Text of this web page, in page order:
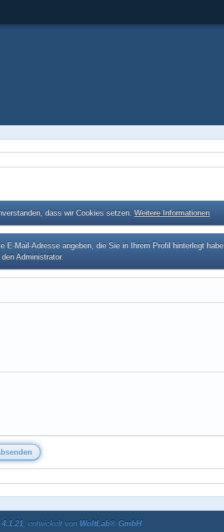
dass wir Cookies setzen. Weitere Informationen
Mail-Adresse angeben, die Sie in Ihrem Profil hinterlegt
Administrator.
, entwickelt von WoltLab® GmbH